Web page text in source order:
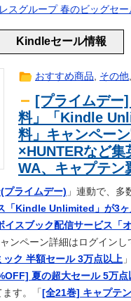
イ戦の国歌斉唱で涙！中国
れなかった理由
ン声優が死去 → 今トンデモ
は山田哲人でええんか？
大臣「外国人が予想以上
込み殺到 ｗｗｗｗｗｗｗｗ
うとう入浴を余儀なくされ
私しか母親がいない」持田
ヤバい「デメリット」一覧
を上回る賃上げを日本に
ィHビデオｗｗｗｗｗｗｗ
高の友人「H」から訴状
で、
モンサワーにおすすめのお
ー」初公開！600匹を超え
葵、J2今治に加入が決定
スグループ 春のビッグセ
Kindleセール情報
おすすめ商品, その他,
[プライムデ
料」「Kindle
料」キャンペー
×HUNTERなど
WA、キャプテン
ライムデー) 」連動で、
「Kindle Unlimited」が3ヶ
イスブック配信サービス「
ャンペーン詳細はログイン
ク 半額セール 3万点以上
夏の超大セール 5万点
す。「 [全21巻] キャプテ